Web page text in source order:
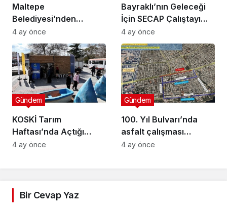
Maltepe
Belediyesi’nden
Muhtarlara Toplumsal
Cinsiyet Eşitliği
Semineri
4 ay önce
Bayraklı’nın Geleceği
İçin SECAP Çalıştayı
Düzenlendi
4 ay önce
KOSKİ Tarım
Haftası’nda Açtığı
Stantta Su Tasarrufu
Gündem
4 ay önce
100. Yıl Bulvarı’nda
asfalt çalışması
gerçekleştirilecek
Gündem
4 ay önce
Bir Cevap Yaz